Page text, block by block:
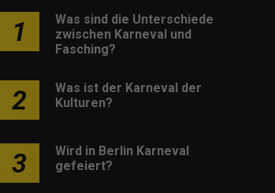
1
Was sind die Unterschiede
zwischen Karneval und
Fasching?
2
Was ist der Karneval der
Kulturen?
3
Wird in Berlin Karneval
gefeiert?